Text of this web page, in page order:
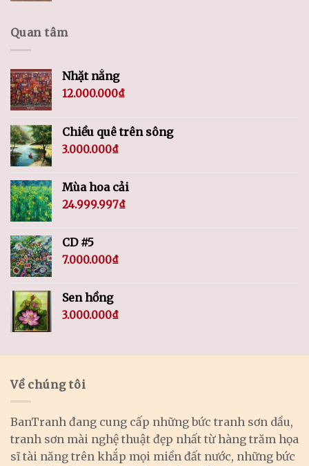
Quan tâm
Nhặt nắng
12.000.000₫
Chiều quê trên sông
3.000.000₫
Mùa hoa cải
24.999.997₫
CD #5
7.000.000₫
Sen hồng
3.000.000₫
Về chúng tôi
BanTranh đang cung cấp những bức tranh sơn dầu,
tranh sơn mài nghệ thuật đẹp nhất từ hàng trăm họa
sĩ tài năng trên khắp mọi miền đất nước, những bức